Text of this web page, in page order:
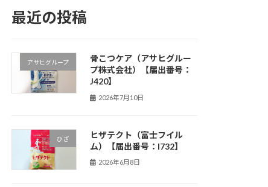
最近の投稿
アサヒグループ
骨こつケア（アサヒグルー
プ株式会社）【届出番号：
J420】
2026年7月10日
ひざ
ヒザテクト（富士フイル
ム）【届出番号：I732】
2026年6月8日